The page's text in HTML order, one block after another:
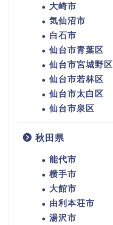
大崎市
気仙沼市
白石市
仙台市青葉区
仙台市宮城野区
仙台市若林区
仙台市太白区
仙台市泉区
秋田県
能代市
横手市
大館市
由利本荘市
湯沢市